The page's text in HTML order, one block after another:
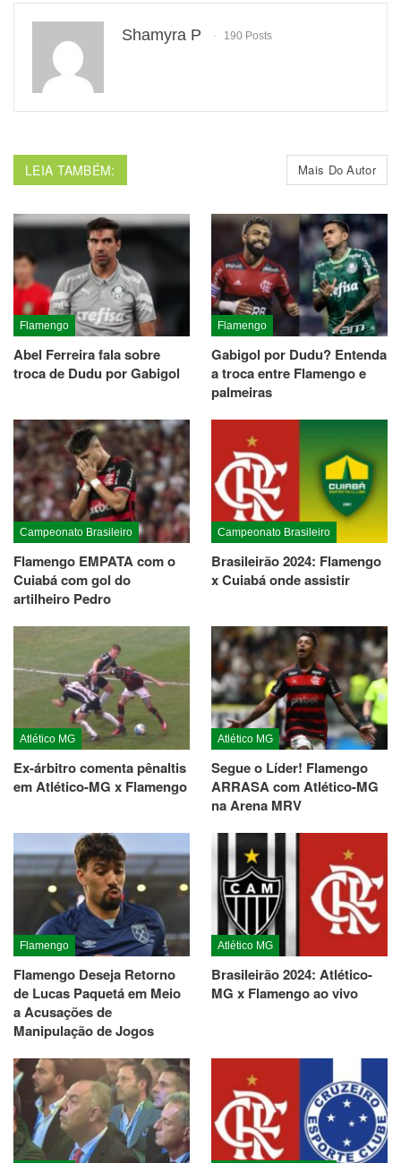
Shamyra P 190 Posts
LEIA TAMBÉM: Mais Do Autor
Flamengo
Abel Ferreira fala sobre
troca de Dudu por Gabigol
Flamengo
Gabigol por Dudu? Entenda
a troca entre Flamengo e
palmeiras
Campeonato Brasileiro
Flamengo EMPATA com o
Cuiabá com gol do
artilheiro Pedro
Campeonato Brasileiro
Brasileirão 2024: Flamengo
x Cuiabá onde assistir
Atlético MG
Ex-árbitro comenta pênaltis
em Atlético-MG x Flamengo
Atlético MG
Segue o Líder! Flamengo
ARRASA com Atlético-MG
na Arena MRV
Flamengo
Flamengo Deseja Retorno
de Lucas Paquetá em Meio
a Acusações de
Manipulação de Jogos
Atlético MG
Brasileirão 2024: Atlético-
MG x Flamengo ao vivo